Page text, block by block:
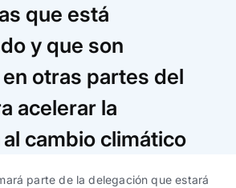
Español English
gestión
Español English
Español|English
Español|English
que está
y que son
otras partes del
acelerar la
cambio climático
parte de la delegación que estará